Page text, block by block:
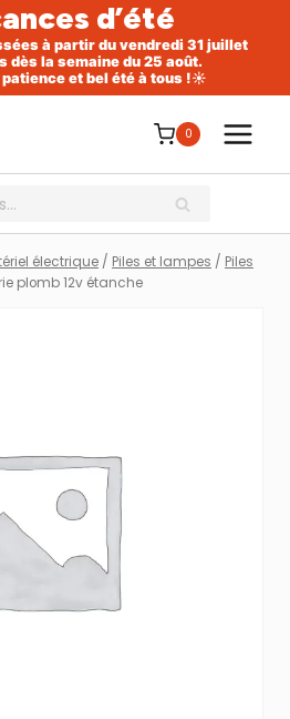
d’été
à partir du vendredi 31 juillet
dès la semaine du 25 août.
et bel été à tous !☀️
0
RECHERCHE
électrique / Piles et lampes / Piles
plomb 12v étanche